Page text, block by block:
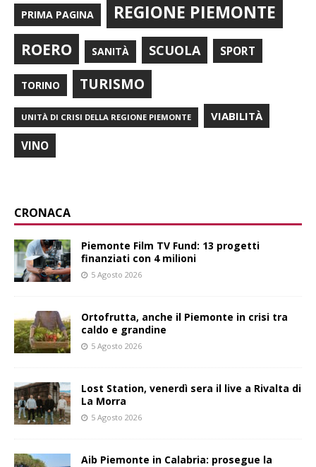
PRIMA PAGINA REGIONE PIEMONTE
ROERO SANITÀ SCUOLA SPORT
TORINO TURISMO
UNITÀ DI CRISI DELLA REGIONE PIEMONTE VIABILITÀ
VINO
CRONACA
Piemonte Film TV Fund: 13 progetti
finanziati con 4 milioni
5 Agosto 2026
Ortofrutta, anche il Piemonte in crisi tra
caldo e grandine
5 Agosto 2026
Lost Station, venerdì sera il live a Rivalta di
La Morra
5 Agosto 2026
Aib Piemonte in Calabria: prosegue la